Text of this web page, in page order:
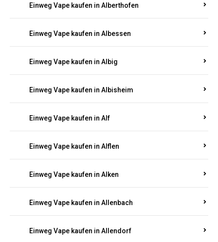
Einweg Vape kaufen in Alberthofen
Einweg Vape kaufen in Albessen
Einweg Vape kaufen in Albig
Einweg Vape kaufen in Albisheim
Einweg Vape kaufen in Alf
Einweg Vape kaufen in Alflen
Einweg Vape kaufen in Alken
Einweg Vape kaufen in Allenbach
Einweg Vape kaufen in Allendorf